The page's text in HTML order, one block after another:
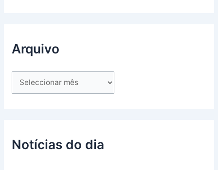
Arquivo
Notícias do dia